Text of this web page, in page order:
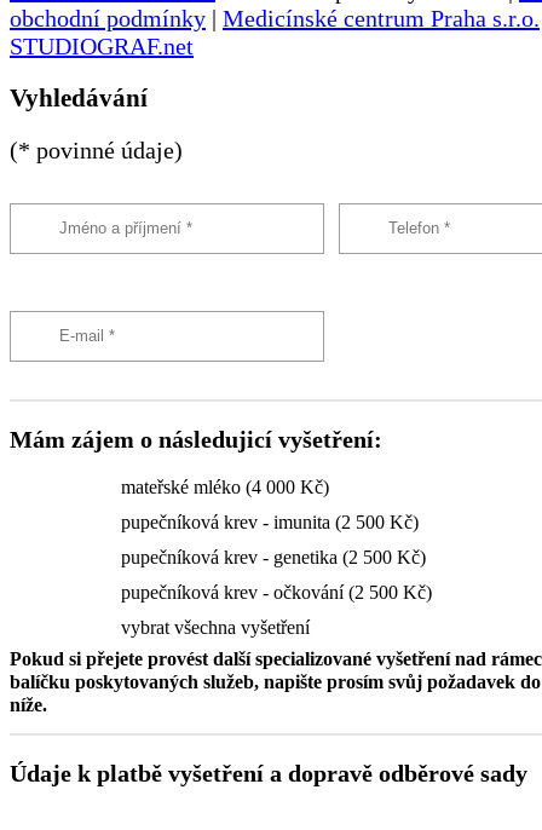
obchodní podmínky | Medicínské centrum Praha s.r.o.
STUDIOGRAF.net
Vyhledávání
(* povinné údaje)
Mám zájem o následujicí vyšetření:
mateřské mléko (4 000 Kč)
pupečníková krev - imunita (2 500 Kč)
pupečníková krev - genetika (2 500 Kč)
pupečníková krev - očkování (2 500 Kč)
vybrat všechna vyšetření
Pokud si přejete provést další specializované vyšetření nad
balíčku poskytovaných služeb, napište prosím svůj požadavek
níže.
Údaje k platbě vyšetření a dopravě odběrové sady